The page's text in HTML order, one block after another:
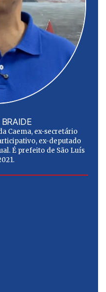
Caema, ex-secretário
ex-deputado
É prefeito de São Luís